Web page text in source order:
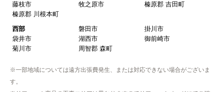
【このショップを選んだ理由は？】
近隣で安く、評判が良かったため
【注文からどのくらいで届きましたか？】
取付工事の数日前に調整して届けてくれた
作業をされた方はスムーズで親切でした
藤枝市
牧之原市
榛原郡 吉田町
榛原郡 川根本町
西部
磐田市
掛川市
袋井市
湖西市
御前崎市
菊川市
周智郡 森町
※一部地域については遠方出張費発生、または対応できない場合がございま
す。